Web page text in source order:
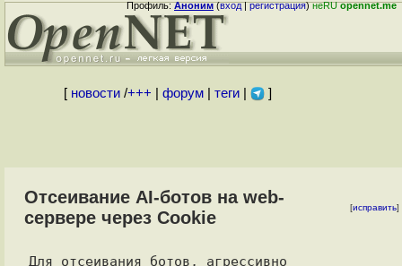
Профиль:Аноним(вход|регистрация)неRUopennet.me
[ новости/+++ форум| теги| ]
Отсеивание AI-ботов на web-
сервере через Cookie
[исправить]